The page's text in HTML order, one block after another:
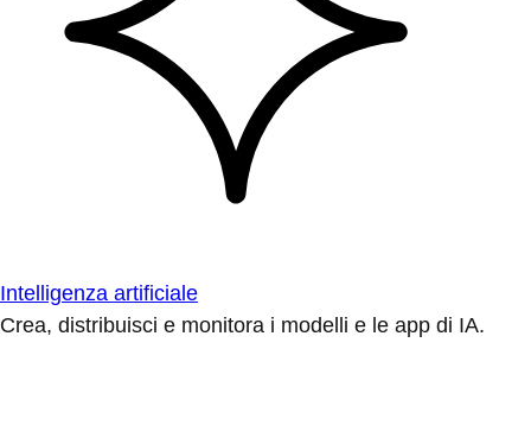
Intelligenza artificiale
Crea, distribuisci e monitora i modelli e le app di IA.